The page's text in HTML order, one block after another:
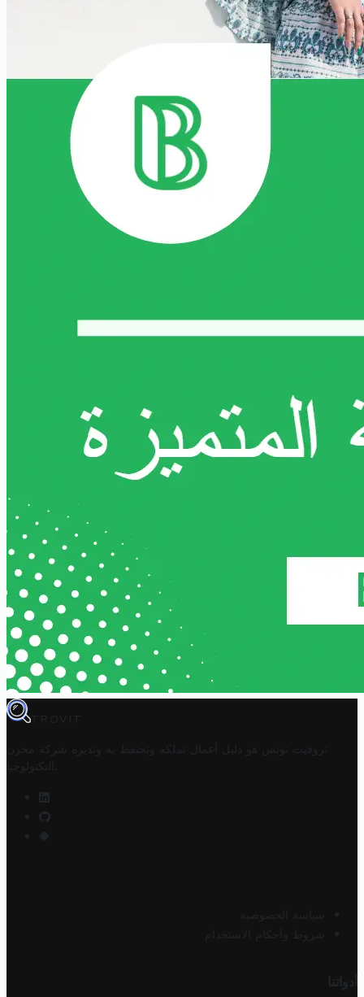
TROVIT
تروفيت تونس هو دليل أعمال تملكه وتحتفظ به وتديره
شركة مخزن
التكنولوجيا
سياسة الخصوصية
شروط وأحكام الاستخدام
أدواتنا